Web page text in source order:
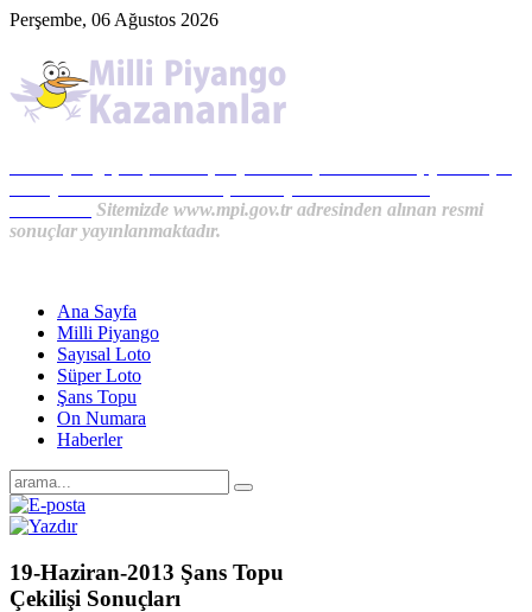
Perşembe, 06 Ağustos 2026
Sitemizde www.mpi.gov.tr adresinden alınan resmi
sonuçlar yayınlanmaktadır.
Ana Sayfa
Milli Piyango
Sayısal Loto
Süper Loto
Şans Topu
On Numara
Haberler
19-Haziran-2013 Şans Topu
Çekilişi Sonuçları